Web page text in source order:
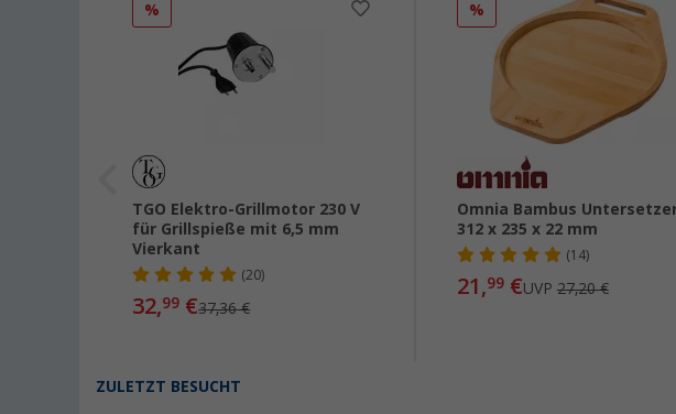
%
TGO Elektro-Grillmotor 230 V
für Grillspieße mit 6,5 mm
Vierkant
(20)
32,99 €37,36 €
%
Omnia Bambus
312 x 235 x 22 mm
(14)
21,99€UVP 27,20 €
ZULETZT BESUCHT